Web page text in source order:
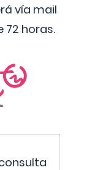
vía mail
72 horas.